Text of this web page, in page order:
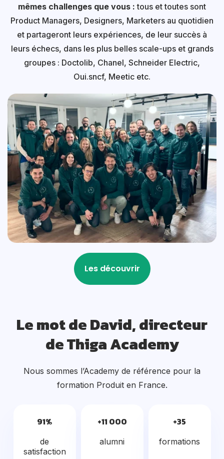
mêmes challenges que vous : tous et toutes sont
Product Managers, Designers, Marketers au quotidien
et partageront leurs expériences, de leur succès à
leurs échecs, dans les plus belles scale-ups et grands
groupes : Doctolib, Chanel, Schneider Electric,
Oui.sncf, Meetic etc.
Le mot de David, directeur
de Thiga Academy
Nous sommes l’Academy de référence pour la
formation Produit en France.
91%
de
satisfaction
+11 000
alumni
+35
formations